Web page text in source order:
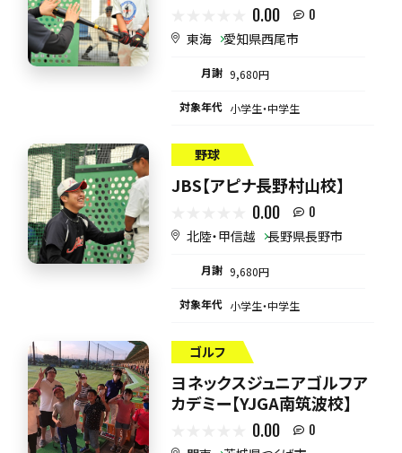
0.00 0
東海 愛知県西尾市
月謝 9,680円
対象年代 小学生・中学生
野球
JBS【アピナ長野村山校】
0.00 0
北陸・甲信越 長野県長野市
月謝 9,680円
対象年代 小学生・中学生
ゴルフ
ヨネックスジュニアゴルフア
カデミー【YJGA南筑波校】
0.00 0